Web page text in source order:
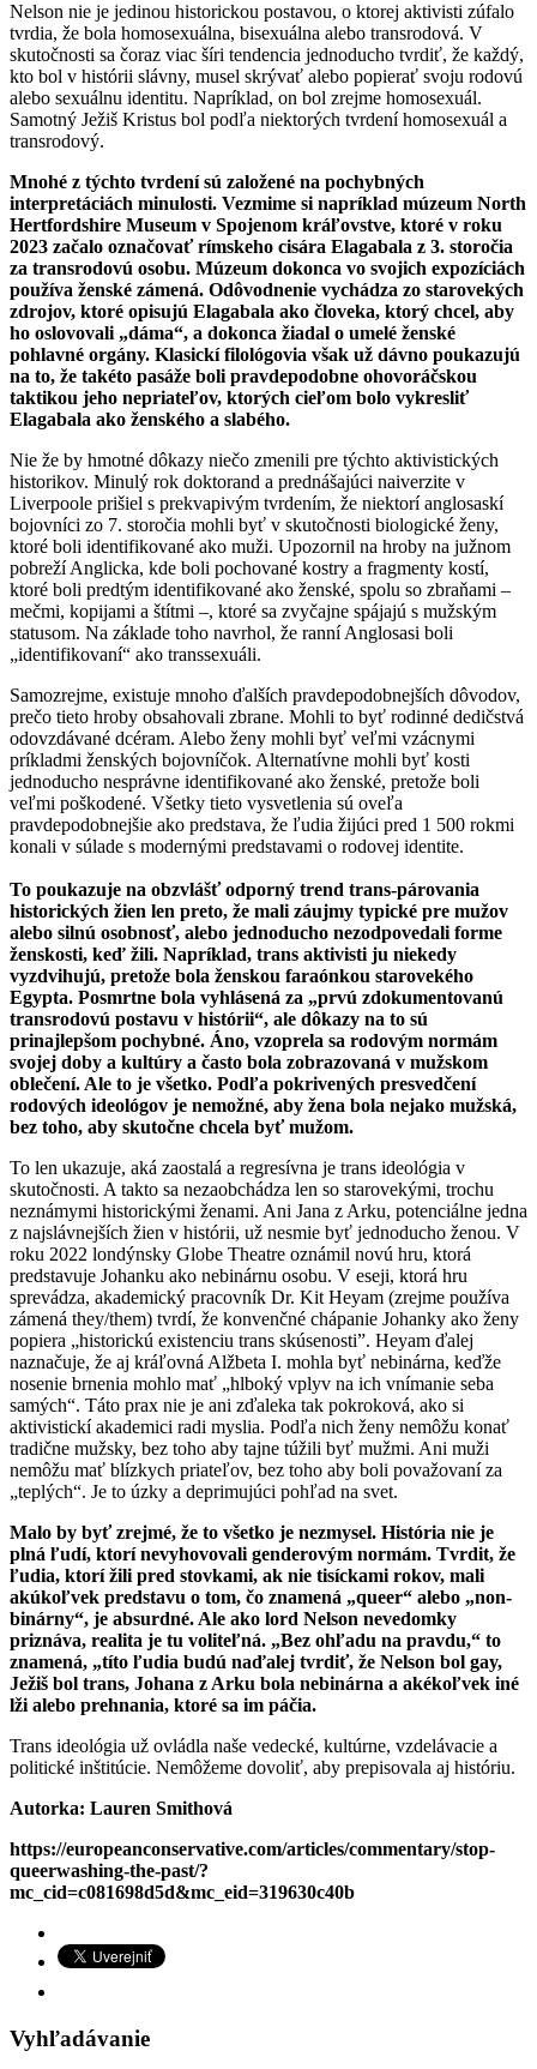
Nelson nie je jedinou historickou postavou, o ktorej aktivisti zúfalo
tvrdia, že bola homosexuálna, bisexuálna alebo transrodová. V
skutočnosti sa čoraz viac šíri tendencia jednoducho tvrdiť, že každý,
kto bol v histórii slávny, musel skrývať alebo popierať svoju rodovú
alebo sexuálnu identitu. Napríklad, on bol zrejme homosexuál.
Samotný Ježiš Kristus bol podľa niektorých tvrdení homosexuál a
transrodový.
Mnohé z týchto tvrdení sú založené na pochybných
interpretáciách minulosti. Vezmime si napríklad múzeum North
Hertfordshire Museum v Spojenom kráľovstve, ktoré v roku
2023 začalo označovať rímskeho cisára Elagabala z 3. storočia
za transrodovú osobu. Múzeum dokonca vo svojich expozíciách
používa ženské zámená. Odôvodnenie vychádza zo starovekých
zdrojov, ktoré opisujú Elagabala ako človeka, ktorý chcel, aby
ho oslovovali „dáma“, a dokonca žiadal o umelé ženské
pohlavné orgány. Klasickí filológovia však už dávno poukazujú
na to, že takéto pasáže boli pravdepodobne ohovoráčskou
taktikou jeho nepriateľov, ktorých cieľom bolo vykresliť
Elagabala ako ženského a slabého.
Nie že by hmotné dôkazy niečo zmenili pre týchto aktivistických
historikov. Minulý rok doktorand a prednášajúci naiverzite v
Liverpoole prišiel s prekvapivým tvrdením, že niektorí anglosaskí
bojovníci zo 7. storočia mohli byť v skutočnosti biologické ženy,
ktoré boli identifikované ako muži. Upozornil na hroby na južnom
pobreží Anglicka, kde boli pochované kostry a fragmenty kostí,
ktoré boli predtým identifikované ako ženské, spolu so zbraňami –
mečmi, kopijami a štítmi –, ktoré sa zvyčajne spájajú s mužským
statusom. Na základe toho navrhol, že ranní Anglosasi boli
„identifikovaní“ ako transsexuáli.
Samozrejme, existuje mnoho ďalších pravdepodobnejších dôvodov,
prečo tieto hroby obsahovali zbrane. Mohli to byť rodinné dedičstvá
odovzdávané dcéram. Alebo ženy mohli byť veľmi vzácnymi
príkladmi ženských bojovníčok. Alternatívne mohli byť kosti
jednoducho nesprávne identifikované ako ženské, pretože boli
veľmi poškodené. Všetky tieto vysvetlenia sú oveľa
pravdepodobnejšie ako predstava, že ľudia žijúci pred 1 500 rokmi
konali v súlade s modernými predstavami o rodovej identite.
To poukazuje na obzvlášť odporný trend trans-párovania
historických žien len preto, že mali záujmy typické pre mužov
alebo silnú osobnosť, alebo jednoducho nezodpovedali forme
ženskosti, keď žili. Napríklad, trans aktivisti ju niekedy
vyzdvihujú, pretože bola ženskou faraónkou starovekého
Egypta. Posmrtne bola vyhlásená za „prvú zdokumentovanú
transrodovú postavu v histórii“, ale dôkazy na to sú
prinajlepšom pochybné. Áno, vzoprela sa rodovým normám
svojej doby a kultúry a často bola zobrazovaná v mužskom
oblečení. Ale to je všetko. Podľa pokrivených presvedčení
rodových ideológov je nemožné, aby žena bola nejako mužská,
bez toho, aby skutočne chcela byť mužom.
To len ukazuje, aká zaostalá a regresívna je trans ideológia v
skutočnosti. A takto sa nezaobchádza len so starovekými, trochu
neznámymi historickými ženami. Ani Jana z Arku, potenciálne jedna
z najslávnejších žien v histórii, už nesmie byť jednoducho ženou. V
roku 2022 londýnsky Globe Theatre oznámil novú hru, ktorá
predstavuje Johanku ako nebinárnu osobu. V eseji, ktorá hru
sprevádza, akademický pracovník Dr. Kit Heyam (zrejme používa
zámená they/them) tvrdí, že konvenčné chápanie Johanky ako ženy
popiera „historickú existenciu trans skúsenosti”. Heyam ďalej
naznačuje, že aj kráľovná Alžbeta I. mohla byť nebinárna, keďže
nosenie brnenia mohlo mať „hlboký vplyv na ich vnímanie seba
samých“. Táto prax nie je ani zďaleka tak pokroková, ako si
aktivistickí akademici radi myslia. Podľa nich ženy nemôžu konať
tradične mužsky, bez toho aby tajne túžili byť mužmi. Ani muži
nemôžu mať blízkych priateľov, bez toho aby boli považovaní za
„teplých“. Je to úzky a deprimujúci pohľad na svet.
Malo by byť zrejmé, že to všetko je nezmysel. História nie je
plná ľudí, ktorí nevyhovovali genderovým normám. Tvrdit, že
ľudia, ktorí žili pred stovkami, ak nie tisíckami rokov, mali
akúkoľvek predstavu o tom, čo znamená „queer“ alebo „non-
binárny“, je absurdné. Ale ako lord Nelson nevedomky
priznáva, realita je tu voliteľná. „Bez ohľadu na pravdu,“ to
znamená, „títo ľudia budú naďalej tvrdiť, že Nelson bol gay,
Ježiš bol trans, Johana z Arku bola nebinárna a akékoľvek iné
lži alebo prehnania, ktoré sa im páčia.
Trans ideológia už ovládla naše vedecké, kultúrne, vzdelávacie a
politické inštitúcie. Nemôžeme dovoliť, aby prepisovala aj históriu.
Autorka: Lauren Smithová
https://europeanconservative.com/articles/commentary/stop-
queerwashing-the-past/?
mc_cid=c081698d5d&mc_eid=319630c40b
Vyhľadávanie